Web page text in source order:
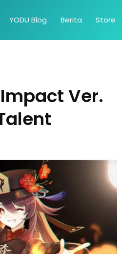
YODU Blog Berita Store
Ver.